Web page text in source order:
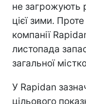
не загрожують
цієї зими.
компанії
листопада
загальної
У Rapidan
цільового